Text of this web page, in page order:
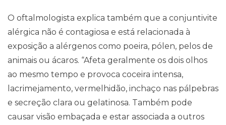
O oftalmologista explica também que a conjuntivite
alérgica não é contagiosa e está relacionada à
exposição a alérgenos como poeira, pólen, pelos de
animais ou ácaros. “Afeta geralmente os dois olhos
ao mesmo tempo e provoca coceira intensa,
lacrimejamento, vermelhidão, inchaço nas pálpebras
e secreção clara ou gelatinosa. Também pode
causar visão embaçada e estar associada a outros